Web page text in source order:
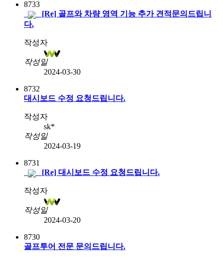
8733
[Re] 골프와 차량 영역 기능 추가 견적문의드립니
다.
작성자
작성일
2024-03-30
8732
대시보드 수정 요청드립니다.
작성자
sk*
작성일
2024-03-19
8731
[Re] 대시보드 수정 요청드립니다.
작성자
작성일
2024-03-20
8730
골프투어 전문 문의드립니다.